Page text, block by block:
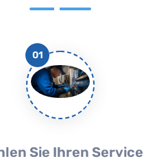
01
Sie Ihren Service